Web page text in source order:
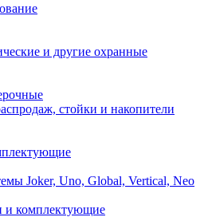
и другие охранные
стойки и накопители
Joker, Uno, Global, Vertical, Neo
и комплектующие